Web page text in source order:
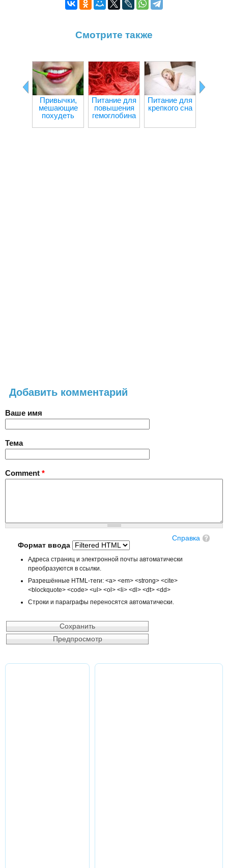
Смотрите также
Привычки,
мешающие
похудеть
Питание для
повышения
гемоглобина
Питание для
крепкого сна
Добавить комментарий
Ваше имя
Тема
Comment *
Справка
Формат ввода
Адреса страниц и электронной почты автоматически
преобразуются в ссылки.
Разрешённые HTML-теги: <a> <em> <strong> <cite>
<blockquote> <code> <ul> <ol> <li> <dl> <dt> <dd>
Строки и параграфы переносятся автоматически.